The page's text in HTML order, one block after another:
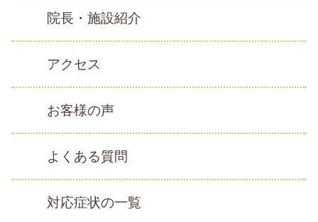
院長・施設紹介
アクセス
お客様の声
よくある質問
対応症状の一覧